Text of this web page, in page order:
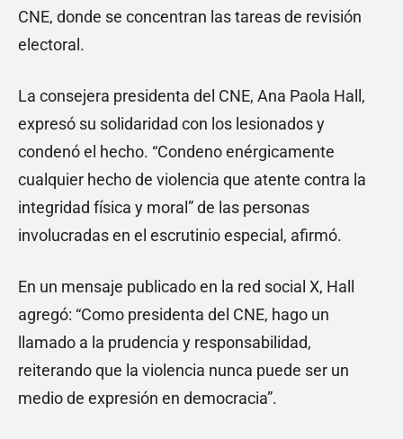
CNE, donde se concentran las tareas de revisión
electoral.
La consejera presidenta del CNE, Ana Paola Hall,
expresó su solidaridad con los lesionados y
condenó el hecho. “Condeno enérgicamente
cualquier hecho de violencia que atente contra la
integridad física y moral” de las personas
involucradas en el escrutinio especial, afirmó.
En un mensaje publicado en la red social X, Hall
agregó: “Como presidenta del CNE, hago un
llamado a la prudencia y responsabilidad,
reiterando que la violencia nunca puede ser un
medio de expresión en democracia”.